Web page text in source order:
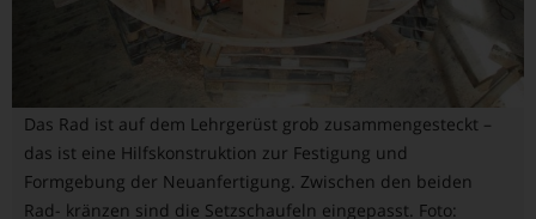
Das Rad ist auf dem Lehrgerüst grob zusammengesteckt –
das ist eine Hilfskonstruktion zur Festigung und
Formgebung der Neuanfertigung. Zwischen den beiden
Rad- kränzen sind die Setzschaufeln eingepasst. Foto: